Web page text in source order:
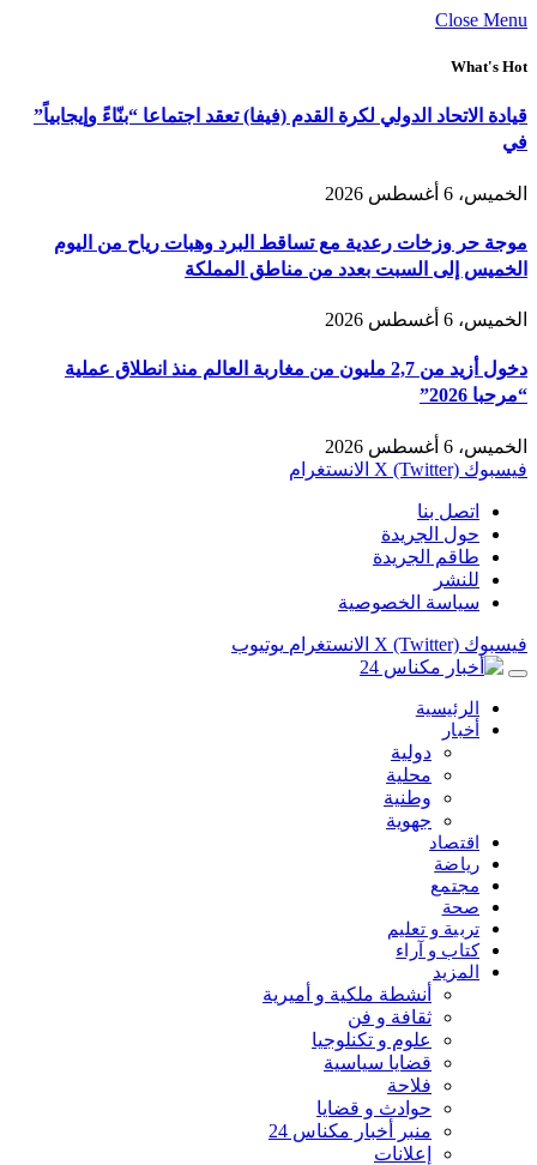
Close Menu
What's Hot
قيادة الاتحاد الدولي لكرة القدم (فيفا) تعقد اجتماعا “بنّاءً وإيجابياً”
في
الخميس، 6 أغسطس 2026
موجة حر وزخات رعدية مع تساقط البرد وهبات رياح من اليوم
الخميس إلى السبت بعدد من مناطق المملكة
الخميس، 6 أغسطس 2026
دخول أزيد من 2,7 مليون من مغاربة العالم منذ انطلاق عملية
“مرحبا 2026”
الخميس، 6 أغسطس 2026
فيسبوك X (Twitter) الانستغرام
اتصل بنا
حول الجريدة
طاقم الجريدة
للنشر
سياسة الخصوصية
فيسبوك X (Twitter) الانستغرام يوتيوب
الرئيسية
أخبار
دولية
محلية
وطنية
جهوية
اقتصاد
رياضة
مجتمع
صحة
تربية و تعليم
كتاب و آراء
المزيد
أنشطة ملكية و أميرية
ثقافة و فن
علوم و تكنلوجيا
قضايا سياسية
فلاحة
حوادث و قضايا
منبر أخبار مكناس 24
إعلانات